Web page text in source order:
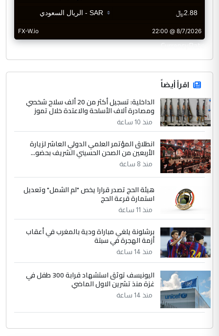
CurrencyRate
اقرأ أيضاً
الداخلية: تسجيل أكثر من 20 ألف سلاح شخصي
ومصادرة آلاف الأسلحة والاعتدة خلال تموز
منذ 10 ساعة
انطلاق المؤتمر العلمي الدولي العاشر لزيارة
الأربعين من الصحن الحسيني الشريف بحضو...
منذ 8 ساعة
هيئة الحج تصدر قرارا يخص "لم الشمل" وتعديل
استمارة قرعة الحج
منذ 11 ساعة
برشلونة يلغي مباراة ودية بالمغرب في أعقاب
أزمة الهجرة في سبتة
منذ 14 ساعة
اليونيسف توثق استشهاد قرابة 300 طفل في
غزة منذ تشرين الاول الماضي
منذ 14 ساعة